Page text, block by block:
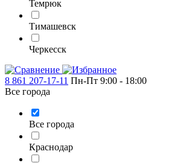
Темрюк
Тимашевск
Черкесск
8 861 207-17-11 Пн-Пт 9:00 - 18:00
Все города
Все города
Краснодар